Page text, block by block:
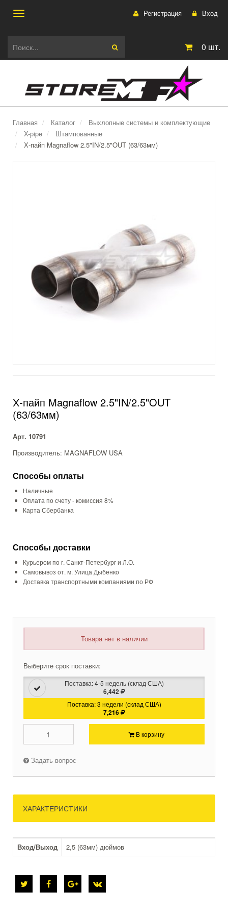
Регистрация Вход
0 шт.
Главная Каталог
Выхлопные системы и комплектующие
X-pipe
Штампованные
Х-пайп Magnaflow 2.5"IN/2.5"OUT (63/63мм)
Х-пайп Magnaflow 2.5"IN/2.5"OUT
(63/63мм)
Арт. 10791
Производитель: MAGNAFLOW USA
Способы оплаты
Наличные
Оплата по счету - комиссия 8%
Карта Сбербанка
Способы доставки
Курьером по г. Санкт-Петербург и Л.О.
Самовывоз от. м. Улица Дыбенко
Доставка транспортными компаниями по РФ
Товара нет в наличии
Выберите срок поставки:
Поставка: 4-5 недель (склад США)
6,442
Поставка: 3 недели (склад США)
7,216
В корзину
Задать вопрос
ХАРАКТЕРИСТИКИ
Вход/Выход 2,5 (63мм) дюймов